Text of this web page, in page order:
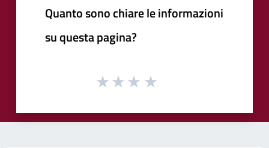
Quanto sono chiare le informazioni
su questa pagina?